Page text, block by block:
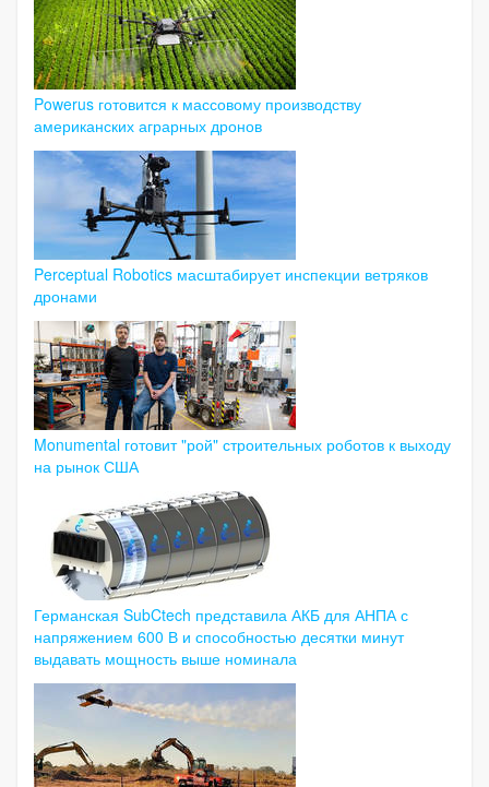
Powerus готовится к массовому производству
американских аграрных дронов
Perceptual Robotics масштабирует инспекции ветряков
дронами
Monumental готовит "рой" строительных роботов к выходу
на рынок США
Германская SubCtech представила АКБ для АНПА с
напряжением 600 В и способностью десятки минут
выдавать мощность выше номинала